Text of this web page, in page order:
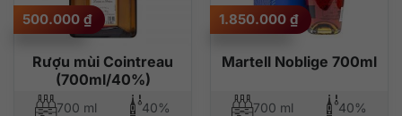
Rượu mùi Cointreau
(700ml/40%)
500.000 ₫
700 ml 40%
Martell Noblige 700ml
1.850.000 ₫
700 ml 40%